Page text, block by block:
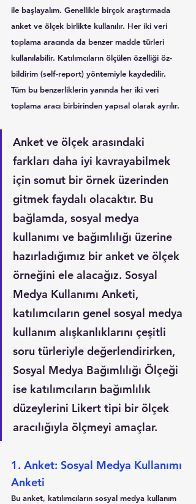
ile başlayalım. Genellikle birçok araştırmada
anket ve ölçek birlikte kullanılır. Her iki veri
toplama aracında da benzer madde türleri
kullanılabilir. Katılımcıların ölçülen özelliği öz-
bildirim (self-report) yöntemiyle kaydedilir.
Tüm bu benzerliklerin yanında her iki veri
toplama aracı birbirinden yapısal olarak ayrılır.
Anket ve ölçek arasındaki
farkları daha iyi kavrayabilmek
için somut bir örnek üzerinden
gitmek faydalı olacaktır. Bu
bağlamda, sosyal medya
kullanımı ve bağımlılığı üzerine
hazırladığımız bir anket ve ölçek
örneğini ele alacağız. Sosyal
Medya Kullanımı Anketi,
katılımcıların genel sosyal medya
kullanım alışkanlıklarını çeşitli
soru türleriyle değerlendirirken,
Sosyal Medya Bağımlılığı Ölçeği
ise katılımcıların bağımlılık
düzeylerini Likert tipi bir ölçek
aracılığıyla ölçmeyi amaçlar.
1. Anket: Sosyal Medya Kullanımı
Anketi
Bu anket, katılımcıların sosyal medya kullanım